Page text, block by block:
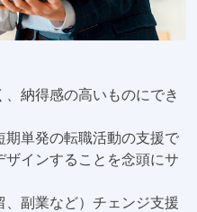
納得感の高いものにでき
単発の転職活動の支援で
インすることを念頭にサ
副業など）チェンジ支援